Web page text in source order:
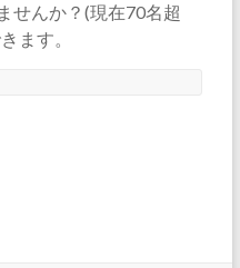
せんか？(現在70名超
ます。